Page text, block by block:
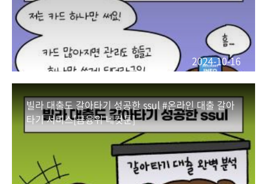
2024-10-16
빌라 대출도 갈아타기 성공한 ssul #온라인 대출 갈아
타기 서비스[금융위 네컷툰]